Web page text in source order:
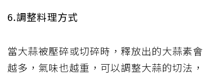
6.調整料理方式
當大蒜被壓碎或切碎時，釋放出的大蒜素會
越多，氣味也越重，可以調整大蒜的切法，